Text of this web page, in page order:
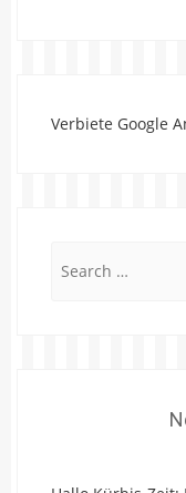
Verbiete Google